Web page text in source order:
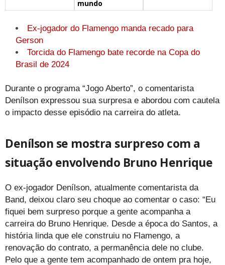
mundo
Ex-jogador do Flamengo manda recado para
Gerson
Torcida do Flamengo bate recorde na Copa do
Brasil de 2024
Durante o programa “Jogo Aberto”, o comentarista
Denílson expressou sua surpresa e abordou com cautela
o impacto desse episódio na carreira do atleta.
Denílson se mostra surpreso com a
situação envolvendo Bruno Henrique
O ex-jogador Denílson, atualmente comentarista da
Band, deixou claro seu choque ao comentar o caso: “Eu
fiquei bem surpreso porque a gente acompanha a
carreira do Bruno Henrique. Desde a época do Santos, a
história linda que ele construiu no Flamengo, a
renovação do contrato, a permanência dele no clube.
Pelo que a gente tem acompanhado de ontem pra hoje,